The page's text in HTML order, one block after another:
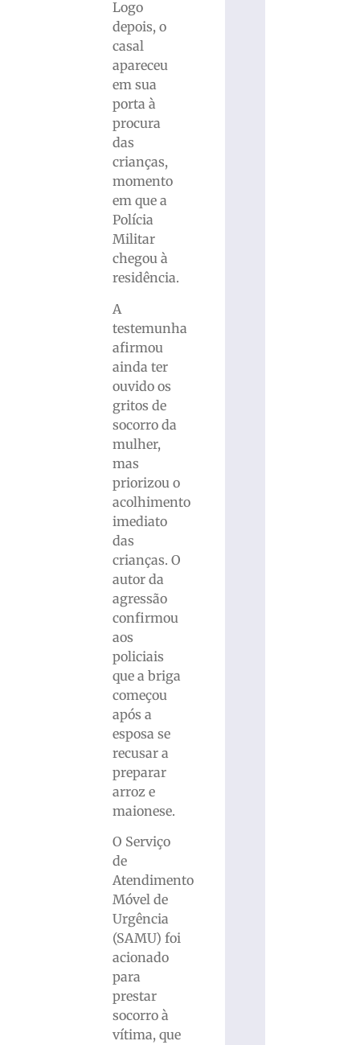
Logo
depois, o
casal
apareceu
em sua
porta à
procura
das
crianças,
momento
em que a
Polícia
Militar
chegou à
residência.
A
testemunha
afirmou
ainda ter
ouvido os
gritos de
socorro da
mulher,
mas
priorizou o
acolhimento
imediato
das
crianças. O
autor da
agressão
confirmou
aos
policiais
que a briga
começou
após a
esposa se
recusar a
preparar
arroz e
maionese.
O Serviço
de
Atendimento
Móvel de
Urgência
(SAMU) foi
acionado
para
prestar
socorro à
vítima, que